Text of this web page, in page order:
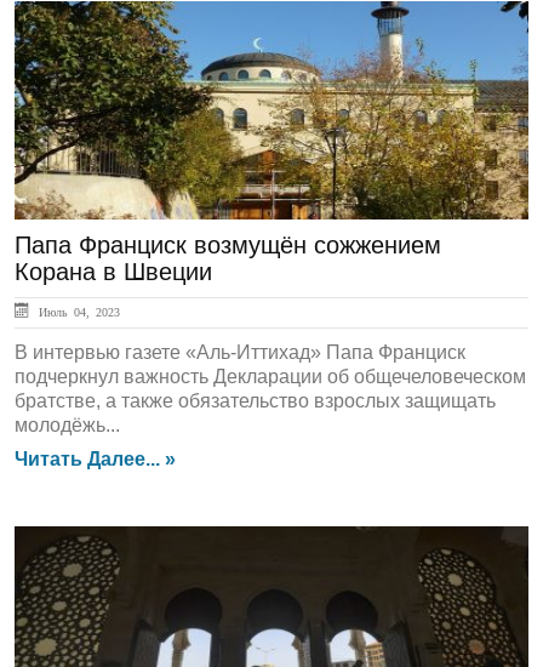
ЛЕНТА НОВОСТЕЙ
Папа Франциск возмущён сожжением
Корана в Швеции
Июль 04, 2023
В интервью газете «Аль-Иттихад» Папа Франциск
подчеркнул важность Декларации об общечеловеческом
братстве, а также обязательство взрослых защищать
молодёжь...
Читать Далее... »
ГЛАВНАЯ